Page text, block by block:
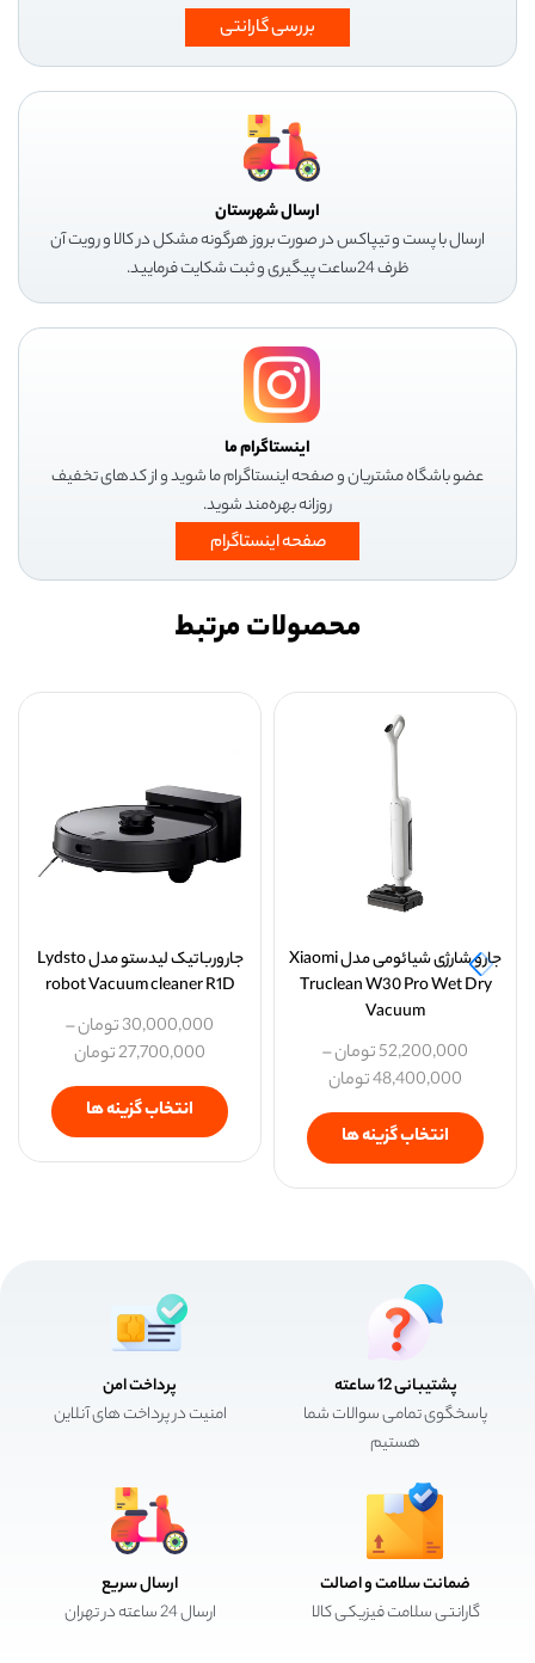
بررسی گارانتی
ارسال شهرستان
ارسال با پست و تیپاکس در صورت بروز هرگونه مشکل در کالا و رویت آن
ظرف 24ساعت پیگیری و ثبت شکایت فرمایید.
اینستاگرام ما
عضو باشگاه مشتریان و صفحه اینستاگرام ما شوید و از کدهای تخفیف
روزانه بهره‌مند شوید.
صفحه اینستاگرام
محصولات مرتبط
جارو شارژی شیائومی مدل Xiaomi
Truclean W30 Pro Wet Dry
Vacuum
52,200,000تومان–
48,400,000تومان
انتخاب گزینه ها
جارورباتیک لیدستو مدل Lydsto
robot Vacuum cleaner R1D
30,000,000تومان–
27,700,000تومان
انتخاب گزینه ها
پشتیبانی 12 ساعته
پاسخگوی تمامی سوالات شما
هستیم
پرداخت امن
امنیت در پرداخت های آنلاین
ضمانت سلامت و اصالت
گارانتی سلامت فیزیکی کالا
ارسال سریع
ارسال 24 ساعته در تهران